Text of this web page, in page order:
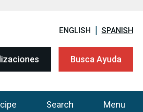
ENGLISH SPANISH
Busca Ayuda
Search Menu